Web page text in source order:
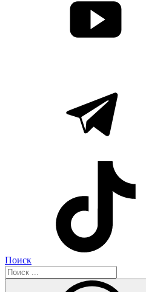
Поиск